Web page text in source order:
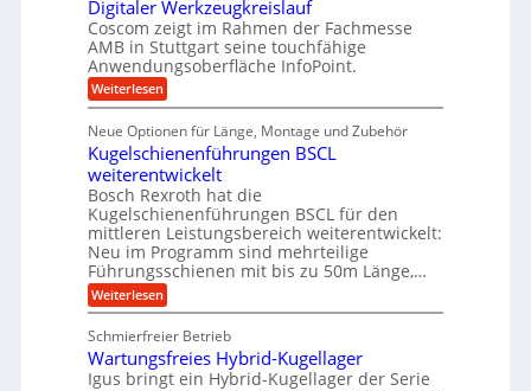
f
ü
r
r
a
e
U
m
g
e
b
u
n
g
e
n
e
i
n
g
a
n
g
e
r
S
t
e
l
e
n
e
b
e
f
ü
r
r
ä
i
s
e
H
u
b
b
e
w
e
g
u
n
z
i
s
i
o
n
f
r
A
u
t
o
m
o
t
i
v
e
n
d
M
Digitaler Werkzeugkreislauf
Coscom zeigt im Rahmen der Fachmesse
AMB in Stuttgart seine touchfähige
Anwendungsoberfläche InfoPoint.
Weiterlesen:
D
g
i
t
a
l
e
r
W
e
r
k
z
e
u
g
k
Neue Optionen für Länge, Montage und Zubehör
Kugelschienenführungen BSCL
weiterentwickelt
Bosch Rexroth hat die
Kugelschienenführungen BSCL für den
mittleren Leistungsbereich weiterentwickelt:
Neu im Programm sind mehrteilige
Führungsschienen mit bis zu 50m Länge,…
Weiterlesen:
K
g
e
l
Schmierfreier Betrieb
Wartungsfreies Hybrid-Kugellager
Igus bringt ein Hybrid-Kugellager der Serie